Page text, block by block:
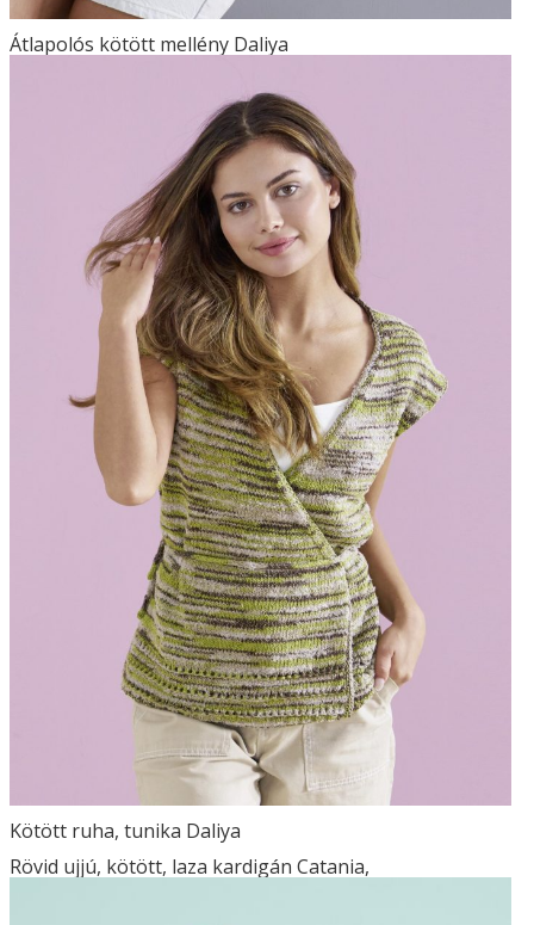
Átlapolós kötött mellény Daliya
Kötött ruha, tunika Daliya
Rövid ujjú, kötött, laza kardigán Catania,